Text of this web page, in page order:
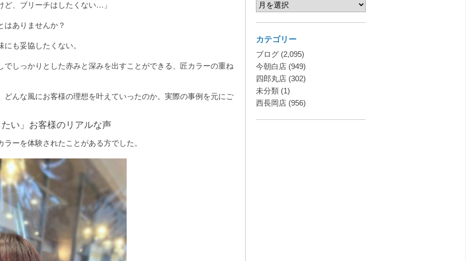
ど、ブリーチはしたくない…」
はありませんか？
も妥協したくない。
でしっかりとした赤みと深みを出すことができる、匠カラーの重ね
どんな風にお客様の理想を叶えていったのか。実際の事例を元にご
い」お客様のリアルな声
ーを体験されたことがある方でした。
カテゴリー
ブログ(2,095)
今朝白店(949)
四郎丸店(302)
未分類(1)
西長岡店(956)